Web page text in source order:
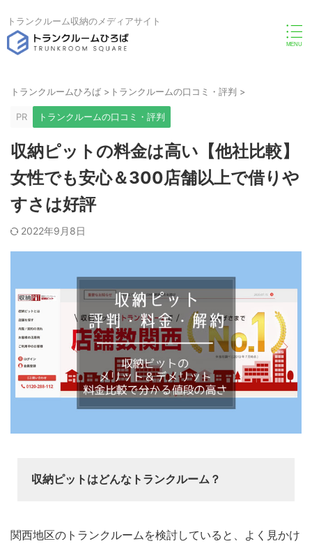
トランクルーム収納のメディアサイト
トランクルームひろば > トランクルームの口コミ・評判 >
PR トランクルームの口コミ・評判
収納ピットの料金は高い【他社比較】
女性でも安心＆300店舗以上で借りや
すさは好評
2022年9月8日
収納ピットはどんなトランクルーム？
関西地区のトランクルームを検討していると、よく見かけ